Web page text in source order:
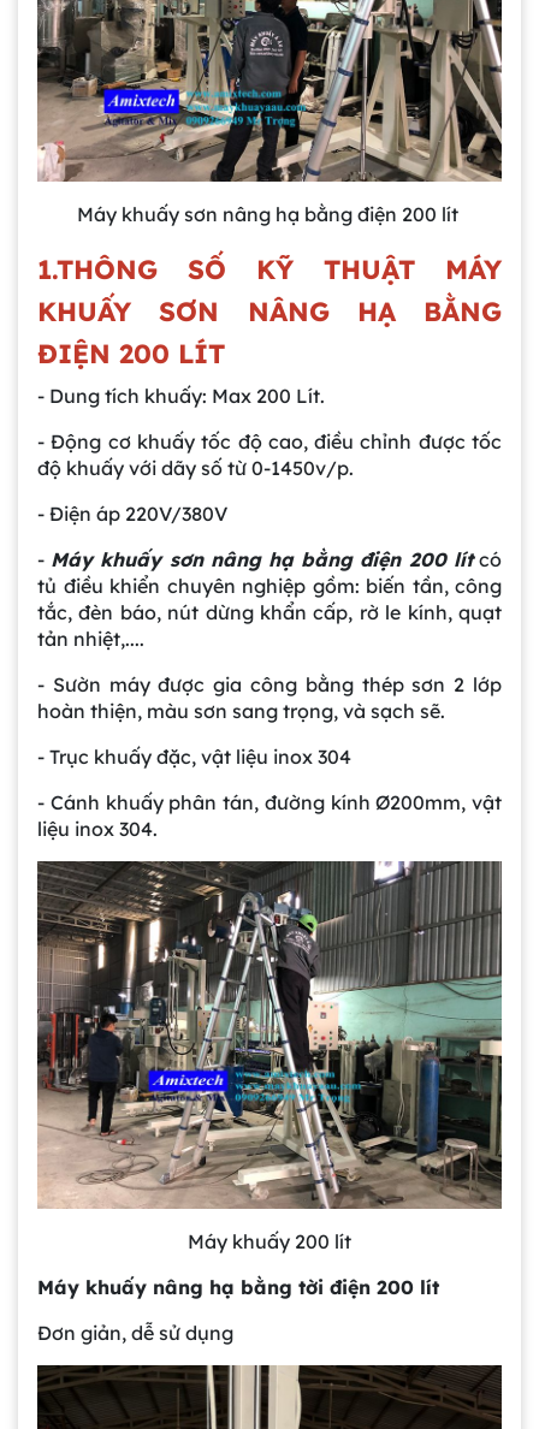
Máy khuấy sơn nâng hạ bằng điện 200 lít
1.THÔNG SỐ KỸ THUẬT MÁY
KHUẤY SƠN NÂNG HẠ BẰNG
ĐIỆN 200 LÍT
- Dung tích khuấy: Max 200 Lít.
- Động cơ khuấy tốc độ cao, điều chỉnh được tốc
độ khuấy với dãy số từ 0-1450v/p.
- Điện áp 220V/380V
- Máy khuấy sơn nâng hạ bằng điện 200 lítcó
tủ điều khiển chuyên nghiệp gồm: biến tần, công
tắc, đèn báo, nút dừng khẩn cấp, rờ le kính, quạt
tản nhiệt,....
- Sườn máy được gia công bằng thép sơn 2 lớp
hoàn thiện, màu sơn sang trọng, và sạch sẽ.
- Trục khuấy đặc, vật liệu inox 304
- Cánh khuấy phân tán, đường kính Ø200mm, vật
liệu inox 304.
Máy khuấy 200 lít
Máy khuấy nâng hạ bằng tời điện 200 lít
Đơn giản, dễ sử dụng